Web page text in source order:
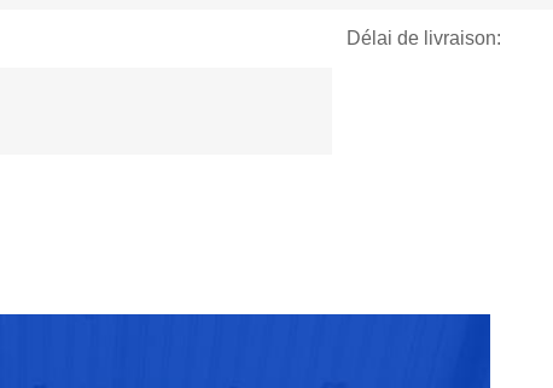
Délai de livraison: